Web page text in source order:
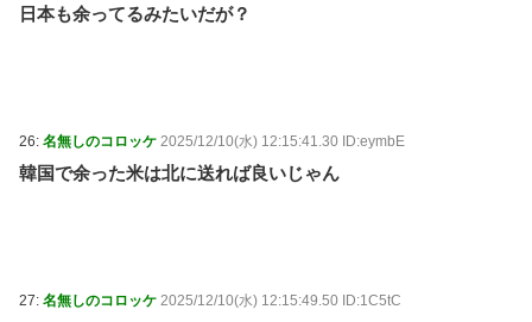
日本も余ってるみたいだが？
26: 名無しのコロッケ 2025/12/10(水) 12:15:41.30 ID:eymbE
韓国で余った米は北に送れば良いじゃん
27: 名無しのコロッケ 2025/12/10(水) 12:15:49.50 ID:1C5tC